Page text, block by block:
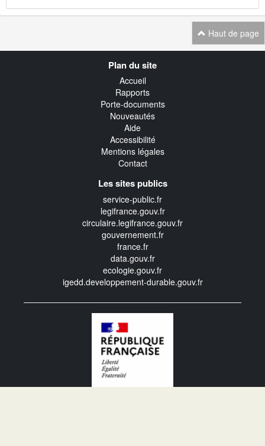
Haut de page
Plan du site
Accueil
Rapports
Porte-documents
Nouveautés
Aide
Accessibilité
Mentions légales
Contact
Les sites publics
service-public.fr
legifrance.gouv.fr
circulaire.legifrance.gouv.fr
gouvernement.fr
france.fr
data.gouv.fr
ecologie.gouv.fr
igedd.developpement-durable.gouv.fr